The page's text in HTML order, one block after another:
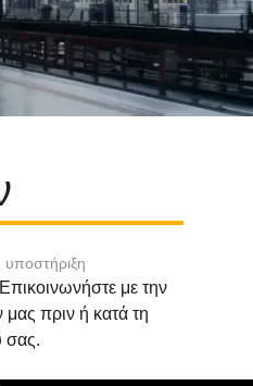
με την
πριν ή κατά τη
σας.